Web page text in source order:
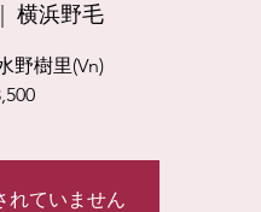
横浜野毛
野樹里(Vn)
れていません